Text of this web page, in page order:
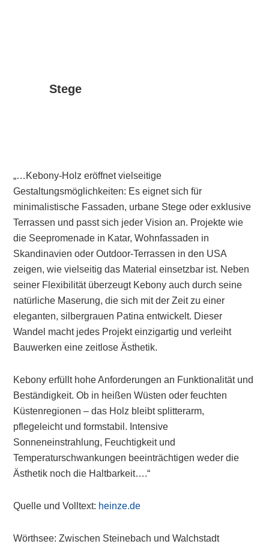
Stege
„…Kebony-Holz eröffnet vielseitige
Gestaltungsmöglichkeiten: Es eignet sich für
minimalistische Fassaden, urbane Stege oder exklusive
Terrassen und passt sich jeder Vision an. Projekte wie
die Seepromenade in Katar, Wohnfassaden in
Skandinavien oder Outdoor-Terrassen in den USA
zeigen, wie vielseitig das Material einsetzbar ist. Neben
seiner Flexibilität überzeugt Kebony auch durch seine
natürliche Maserung, die sich mit der Zeit zu einer
eleganten, silbergrauen Patina entwickelt. Dieser
Wandel macht jedes Projekt einzigartig und verleiht
Bauwerken eine zeitlose Ästhetik.
Kebony erfüllt hohe Anforderungen an Funktionalität und
Beständigkeit. Ob in heißen Wüsten oder feuchten
Küstenregionen – das Holz bleibt splitterarm,
pflegeleicht und formstabil. Intensive
Sonneneinstrahlung, Feuchtigkeit und
Temperaturschwankungen beeinträchtigen weder die
Ästhetik noch die Haltbarkeit….“
Quelle und Volltext: heinze.de
Wörthsee: Zwischen Steinebach und Walchstadt